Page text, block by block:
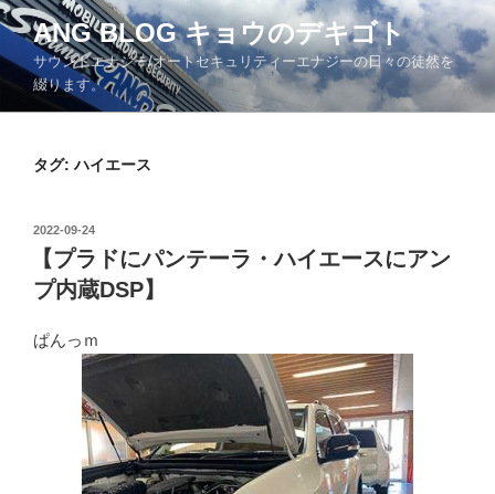
コ
ン
テ
ツ
ANG BLOG キョウのデキゴト
サウンドエナジー/オートセキュリティーエナジーの日々の徒然を
綴ります。
タグ: ハイエース
投
稿
日:
2022-09-24
【プラドにパンテーラ・ハイエースにアン
プ内蔵DSP】
ぱんっｍ